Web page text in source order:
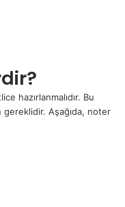
hazırlanmalıdır. Bu
Aşağıda, noter